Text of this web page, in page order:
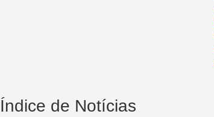
Índice de Notícias